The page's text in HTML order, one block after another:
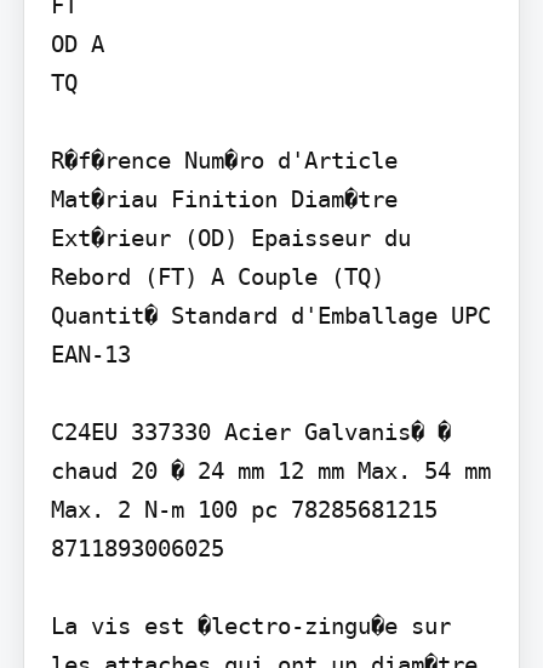
OD A
TQ
R�f�rence Num�ro d'Article
Mat�riau Finition Diam�tre
Ext�rieur (OD) Epaisseur du
Rebord (FT) A Couple (TQ)
Quantit� Standard d'Emballage UPC
EAN-13
C24EU 337330 Acier Galvanis� �
chaud 20 � 24 mm 12 mm Max. 54 mm
Max. 2 N-m 100 pc 78285681215
8711893006025
La vis est �lectro-zingu�e sur